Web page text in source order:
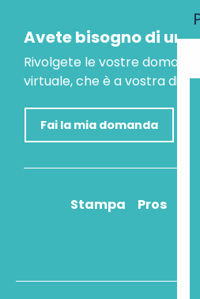
Avete bisogno di un
Rivolgete le vostre
virtuale, che è a vostra
Fai la mia domanda
Stampa Pros